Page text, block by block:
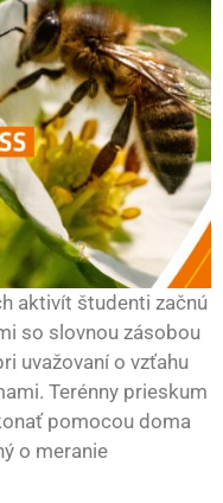
aktivít študenti začnú
so slovnou zásobou
uvažovaní o vzťahu
Terénny prieskum
pomocou doma
o meranie